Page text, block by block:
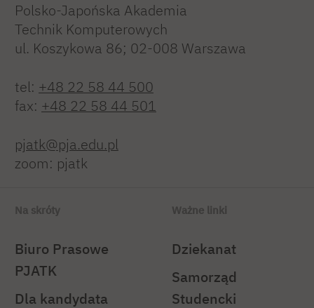
Polsko-Japońska Akademia
Technik Komputerowych
ul. Koszykowa 86; 02-008 Warszawa
tel: +48 22 58 44 500
fax: +48 22 58 44 501
pjatk@pja.edu.pl
zoom: pjatk
Na skróty
Biuro Prasowe
PJATK
Dla kandydata
Ważne linki
Dziekanat
Samorząd
Studencki